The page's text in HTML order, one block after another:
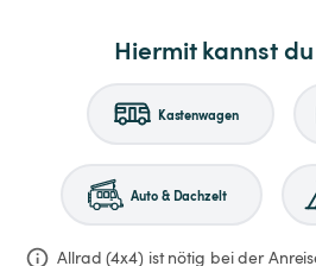
Hiermit kannst
Kastenwagen
Auto & Dachzelt
Allrad (4x4) ist nötig bei der